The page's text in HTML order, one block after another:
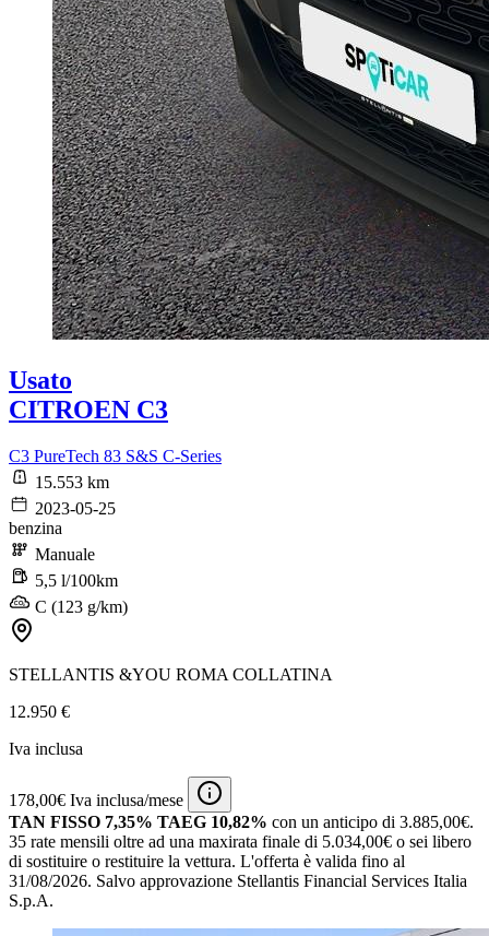
Usato
CITROEN C3
C3 PureTech 83 S&S C-Series
15.553 km
2023-05-25
benzina
Manuale
5,5 l/100km
C (123 g/km)
STELLANTIS &YOU ROMA COLLATINA
12.950 €
Iva inclusa
178,00€ Iva inclusa/mese
TAN FISSO 7,35% TAEG 10,82% con un anticipo di 3.885,00€.
35 rate mensili oltre ad una maxirata finale di 5.034,00€ o sei libero
di sostituire o restituire la vettura. L'offerta è valida fino al
31/08/2026. Salvo approvazione Stellantis Financial Services Italia
S.p.A.